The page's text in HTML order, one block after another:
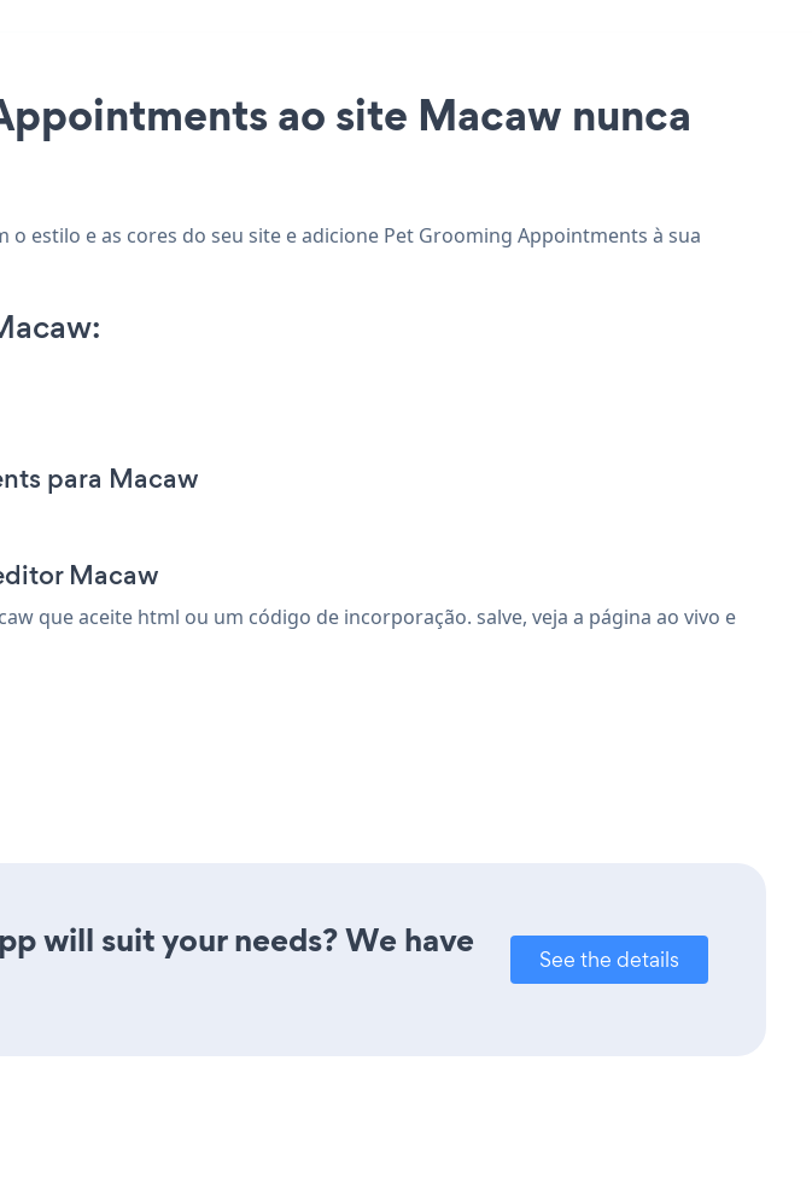
ao site Macaw nunca
estilo e as cores do seu site e adicione Pet Grooming Appointments à sua
para Macaw
Macaw
que aceite html ou um código de incorporação. salve, veja a página ao vivo e
will suit your needs? We have
See the details